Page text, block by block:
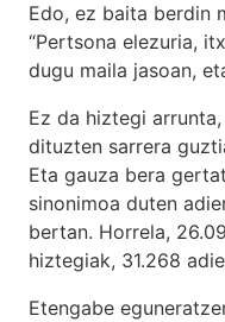
Edo, ez baita berdin
“Pertsona elezuria,
dugu maila jasoan,
Ez da hiztegi
dituzten sarrera
Eta gauza bera
sinonimoa duten
bertan. Horrela,
hiztegiak, 31.268
Etengabe